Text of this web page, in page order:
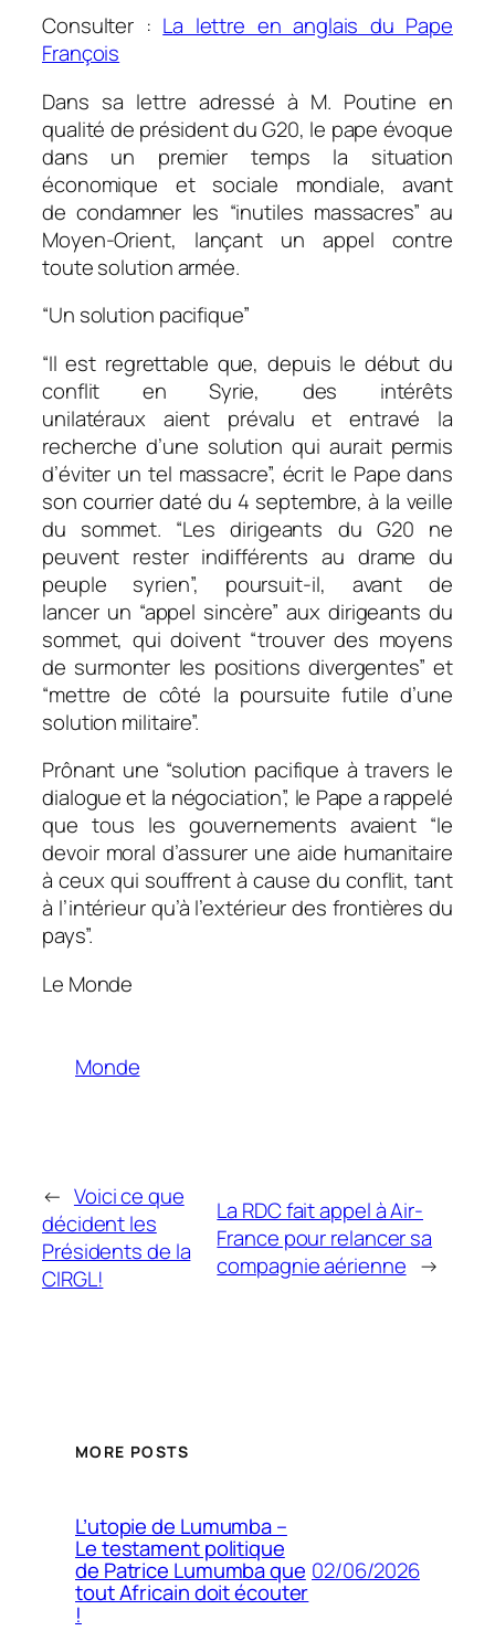
Consulter : La lettre en anglais du Pape
François
Dans sa lettre adressé à M. Poutine en
qualité de président du G20, le pape évoque
dans un premier temps la situation
économique et sociale mondiale, avant
de condamner les “inutiles massacres” au
Moyen-Orient, lançant un appel contre
toute solution armée.
“Un solution pacifique”
“Il est regrettable que, depuis le début du
conflit en Syrie, des intérêts
unilatéraux aient prévalu et entravé la
recherche d’une solution qui aurait permis
d’éviter un tel massacre”, écrit le Pape dans
son courrier daté du 4 septembre, à la veille
du sommet. “Les dirigeants du G20 ne
peuvent rester indifférents au drame du
peuple syrien”, poursuit-il, avant de
lancer un “appel sincère” aux dirigeants du
sommet, qui doivent “trouver des moyens
de surmonter les positions divergentes” et
“mettre de côté la poursuite futile d’une
solution militaire”.
Prônant une “solution pacifique à travers le
dialogue et la négociation”, le Pape a rappelé
que tous les gouvernements avaient “le
devoir moral d’assurer une aide humanitaire
à ceux qui souffrent à cause du conflit, tant
à l’intérieur qu’à l’extérieur des frontières du
pays”.
Le Monde
Monde
← Voici ce que
décident les
Présidents de la
CIRGL!
La RDC fait appel à Air-
France pour relancer sa
compagnie aérienne →
MORE POSTS
L’utopie de Lumumba –
Le testament politique
de Patrice Lumumba que
tout Africain doit écouter
!
02/06/2026